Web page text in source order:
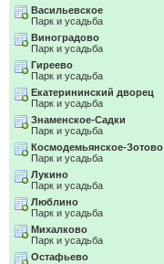
Васильевское
Парк и усадьба
Виноградово
Парк и усадьба
Гиреево
Парк и усадьба
Екатерининский дворец
Парк и усадьба
Знаменское-Садки
Парк и усадьба
Космодемьянское-Зотово
Парк и усадьба
Лукино
Парк и усадьба
Люблино
Парк и усадьба
Михалково
Парк и усадьба
Остафьево